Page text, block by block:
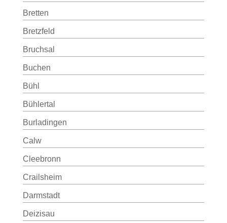
Bretten
Bretzfeld
Bruchsal
Buchen
Bühl
Bühlertal
Burladingen
Calw
Cleebronn
Crailsheim
Darmstadt
Deizisau